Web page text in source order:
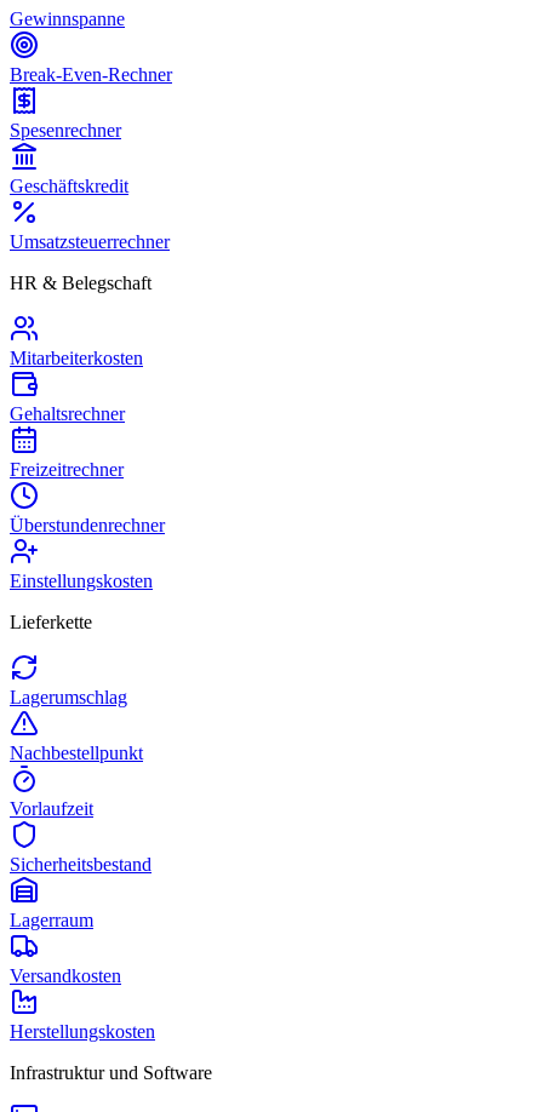
Gewinnspanne
Break-Even-Rechner
Spesenrechner
Geschäftskredit
Umsatzsteuerrechner
HR & Belegschaft
Mitarbeiterkosten
Gehaltsrechner
Freizeitrechner
Überstundenrechner
Einstellungskosten
Lieferkette
Lagerumschlag
Nachbestellpunkt
Vorlaufzeit
Sicherheitsbestand
Lagerraum
Versandkosten
Herstellungskosten
Infrastruktur und Software